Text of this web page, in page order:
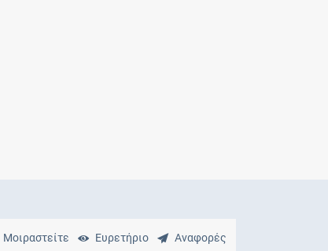
Μοιραστείτε Ευρετήριο Αναφορές